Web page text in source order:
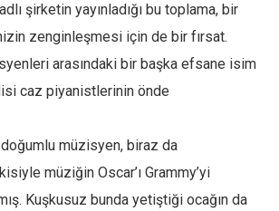
şirketin yayınladığı bu toplama, bir
zenginleşmesi için de bir fırsat.
arasındaki bir başka efsane isim
caz piyanistlerinin önde
müzisyen, biraz da
müziğin Oscar’ı Grammy’yi
Kuşkusuz bunda yetiştiği ocağın da